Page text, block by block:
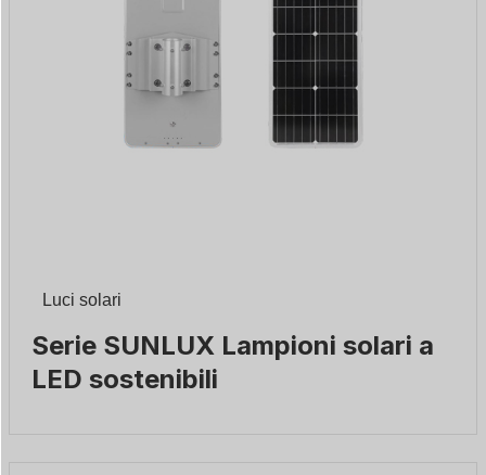
Luci solari
Serie SUNLUX Lampioni solari a
LED sostenibili